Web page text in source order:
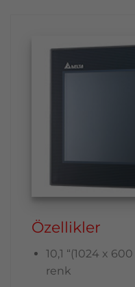
Özellikler
10,1 “(1024 x
renk